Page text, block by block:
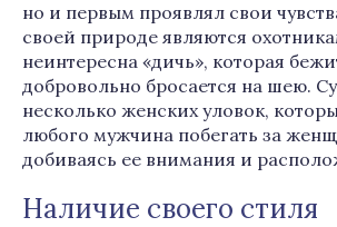
но и первым проявлял свои
своей природе являются
неинтересна «дичь», которая
добровольно бросается на шею.
несколько женских уловок,
любого мужчина побегать за
добиваясь ее внимания и
Наличие своего стиля